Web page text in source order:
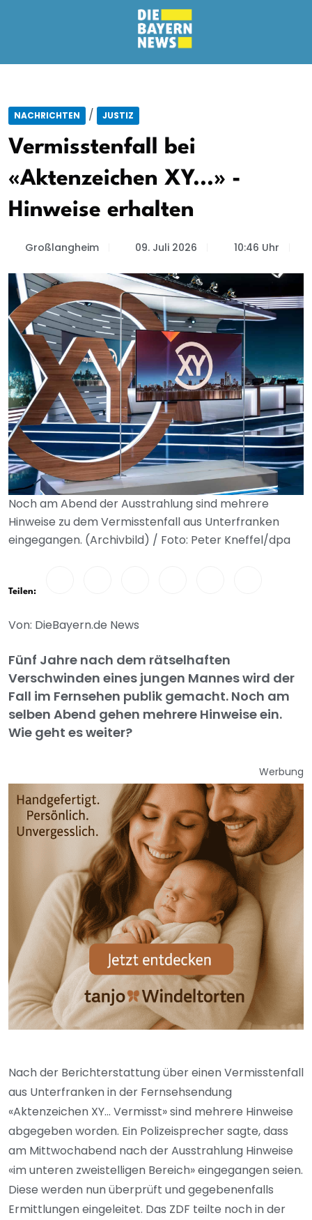
NACHRICHTEN / JUSTIZ
Vermisstenfall bei
«Aktenzeichen XY...» -
Hinweise erhalten
Großlangheim 09. Juli 2026 10:46 Uhr
Noch am Abend der Ausstrahlung sind mehrere
Hinweise zu dem Vermisstenfall aus Unterfranken
eingegangen. (Archivbild) / Foto: Peter Kneffel/dpa
Teilen:
Von: DieBayern.de News
Fünf Jahre nach dem rätselhaften
Verschwinden eines jungen Mannes wird der
Fall im Fernsehen publik gemacht. Noch am
selben Abend gehen mehrere Hinweise ein.
Wie geht es weiter?
Werbung
Nach der Berichterstattung über einen Vermisstenfall
aus Unterfranken in der Fernsehsendung
«Aktenzeichen XY... Vermisst» sind mehrere Hinweise
abgegeben worden. Ein Polizeisprecher sagte, dass
am Mittwochabend nach der Ausstrahlung Hinweise
«im unteren zweistelligen Bereich» eingegangen seien.
Diese werden nun überprüft und gegebenenfalls
Ermittlungen eingeleitet. Das ZDF teilte noch in der